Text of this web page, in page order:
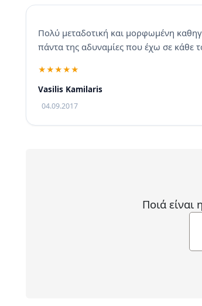
Πολύ μεταδοτική και μορφωμένη
πάντα της αδυναμίες που έχω σε κάθε
Vasilis Kamilaris
04.09.2017
Ποιά